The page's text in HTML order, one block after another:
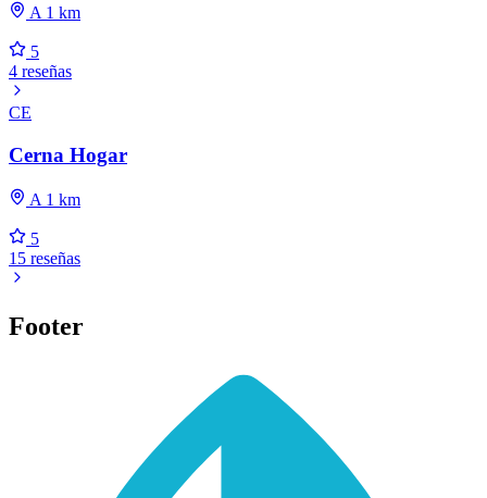
A 1 km
5
4 reseñas
CE
Cerna Hogar
A 1 km
5
15 reseñas
Footer